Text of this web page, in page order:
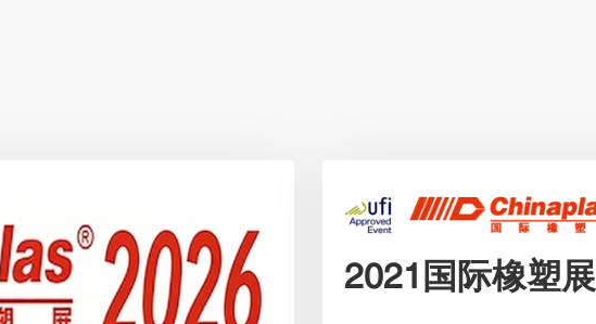
2021国际橡塑展